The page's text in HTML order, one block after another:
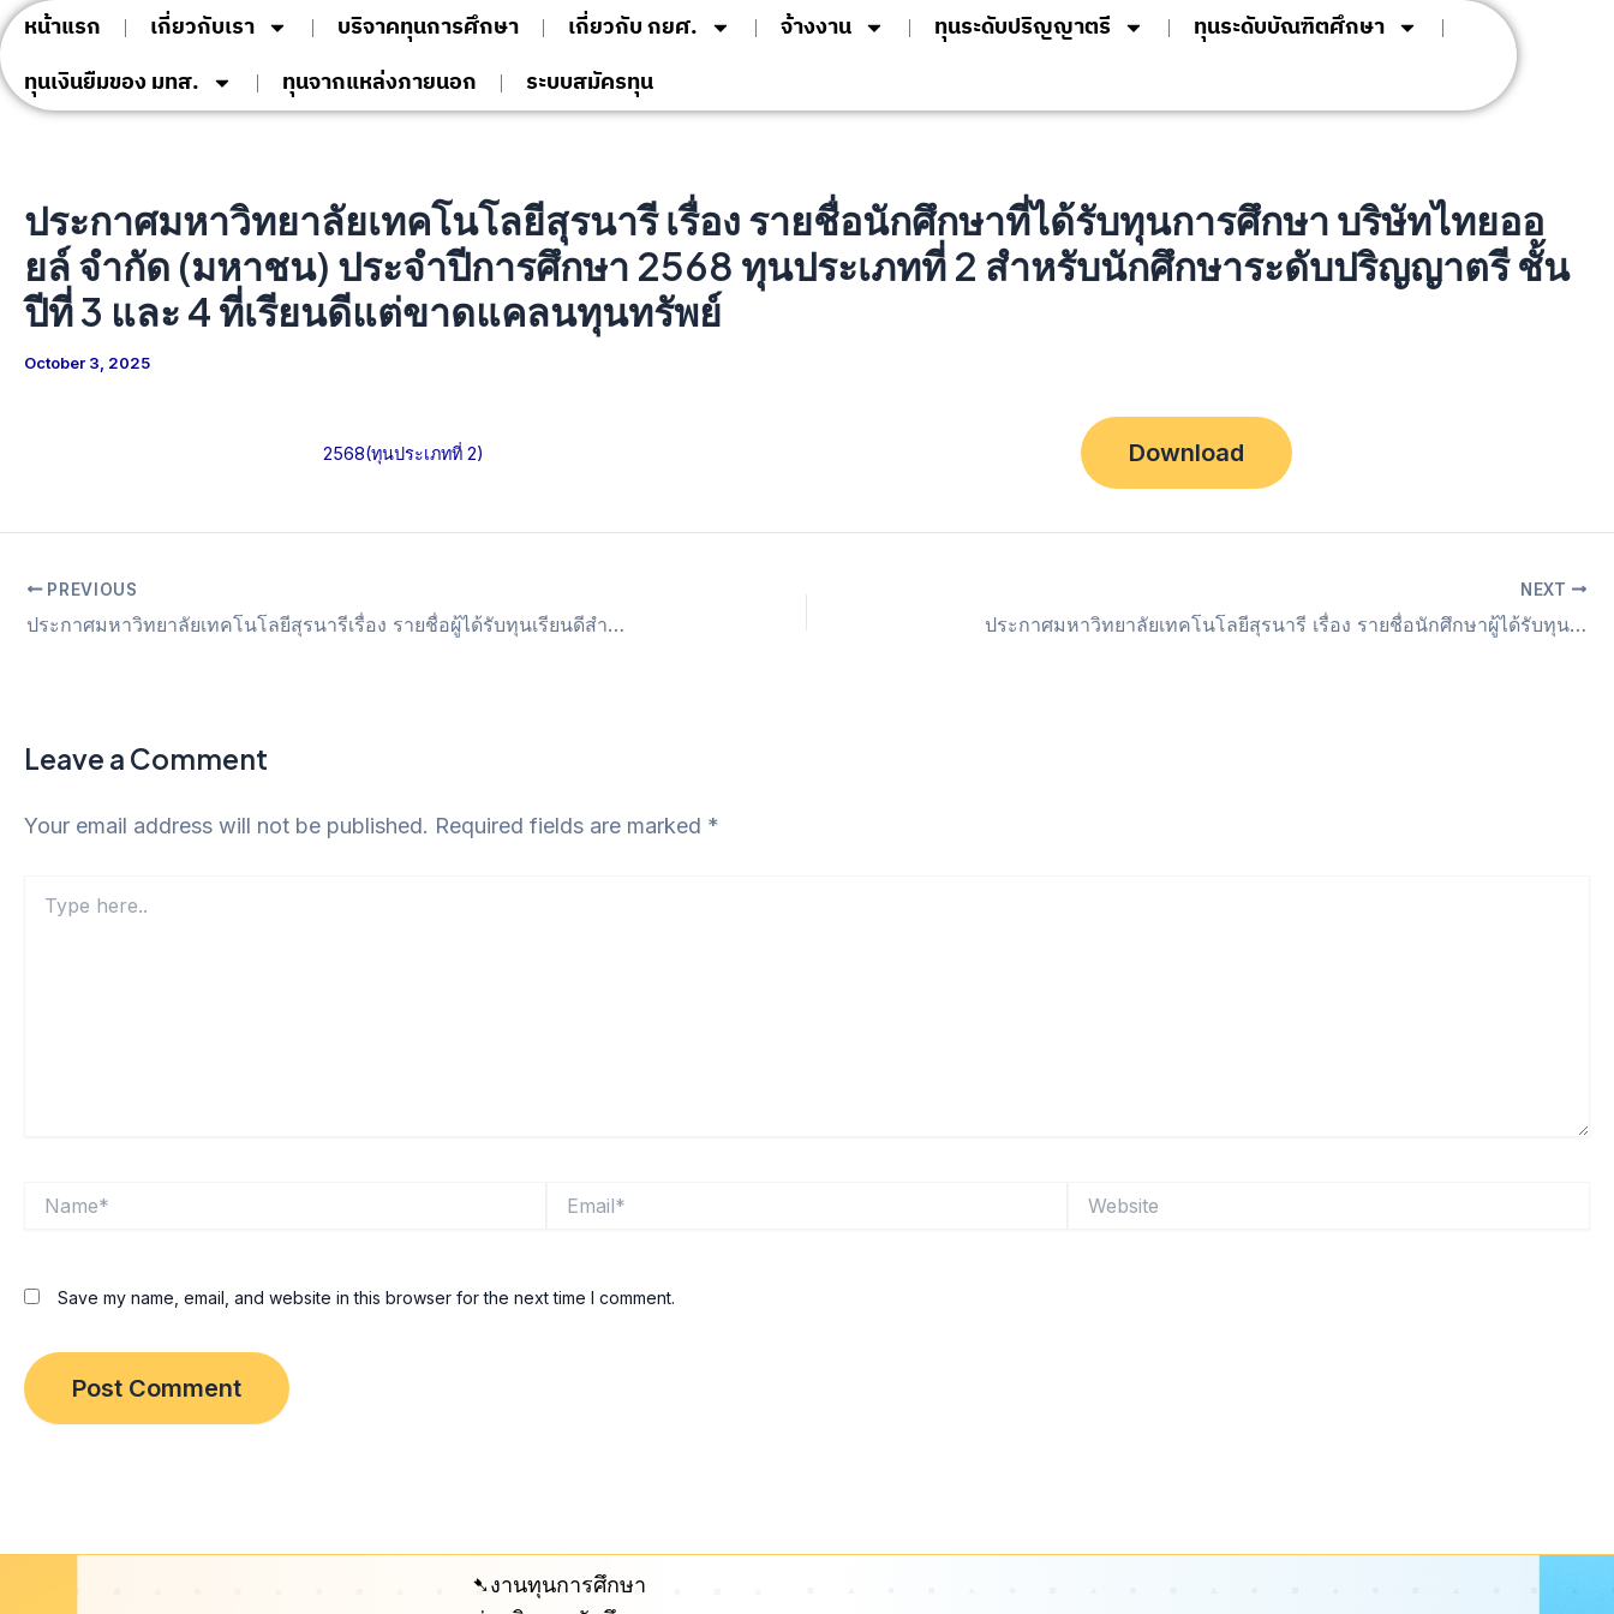
Skip
to
content
หน้าแรก เกี่ยวกับเรา บริจาคทุนการศึกษา เกี่ยวกับ กยศ. จ้างงาน ทุนระดับปริญญาตรี
ทุนระดับบัณฑิตศึกษา
ทุนเงินยืมของ มทส.
ทุนจากแหล่งภายนอก ระบบสมัครทุน
ประกาศมหาวิทยาลัยเทคโนโลยีสุรนารี เรื่อง รายชื่อนักศึกษาที่ได้รับทุนการศึกษา บริษัทไทยออ
ยล์ จำกัด (มหาชน) ประจำปีการศึกษา 2568 ทุนประเภทที่ 2 สำหรับนักศึกษาระดับปริญญาตรี ชั้น
ปีที่ 3 และ 4 ที่เรียนดีแต่ขาดแคลนทุนทรัพย์
October 3, 2025
2568(ทุนประเภทที่ 2) Download
Post
PREVIOUS
ประกาศมหาวิทยาลัยเทคโนโลยีสุรนารีเรื่อง รายชื่อผู้ได้รับทุนเรียนดีสำหรับนักศึกษาระดับปริญญาตรีประจำภาคการศึกษาที่ 1 ปีการศึกษา 2568 (เพิ่มเติมครั้งที่ 1)
NEXT
ประกาศมหาวิทยาลัยเทคโนโลยีสุรนารี เรื่อง รายชื่อนักศึกษาผู้ได้รับทุนการศึกษา มูลนิธิทาคาฮาชิประจำปี 2568
Leave a Comment
Your email address will not be published. Required fields are marked *
here..
Save my name, email, and website in this browser for the next time I comment.
➷งานทุนการศึกษา